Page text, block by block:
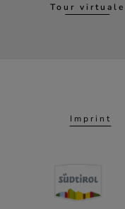
Tour virtuale
Imprint